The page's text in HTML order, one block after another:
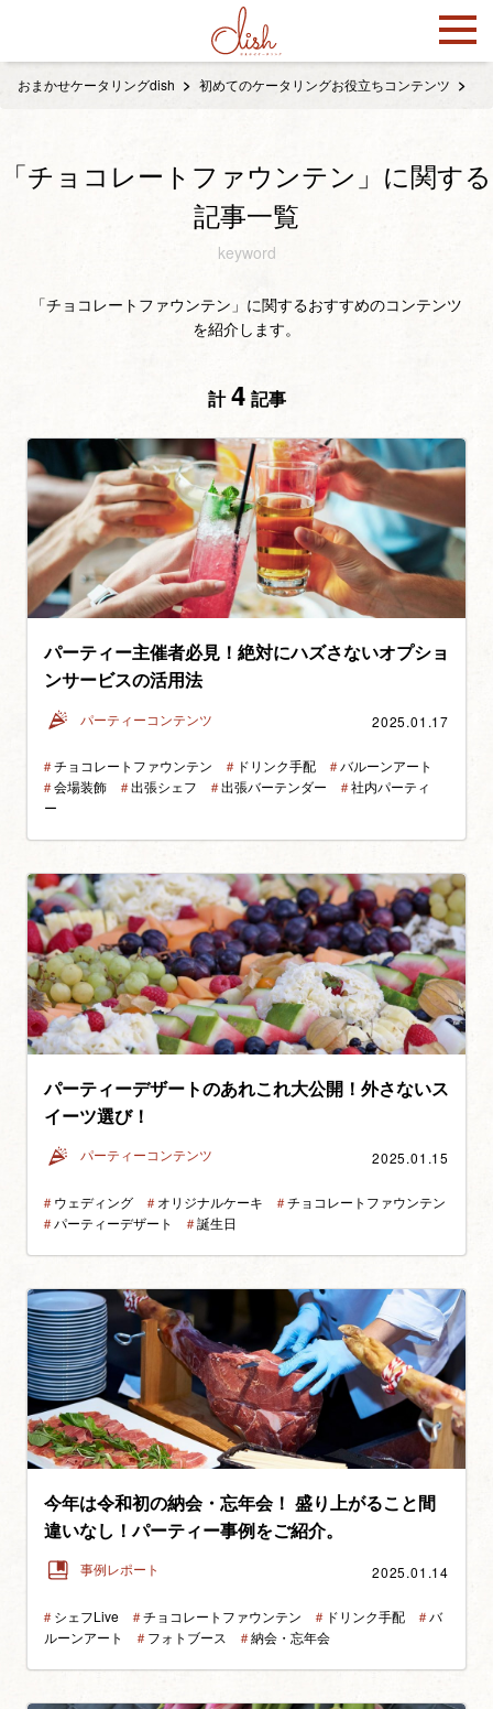
おまかせケータリングdish 初めてのケータリングお役立ちコンテンツ
「チョコレートファウンテン」に関する
記事一覧
keyword
「チョコレートファウンテン」に関するおすすめのコンテンツ
を紹介します。
計 4 記事
パーティー主催者必見！絶対にハズさないオプショ
ンサービスの活用法
パーティーコンテンツ 2025.01.17
＃チョコレートファウンテン ＃ ドリンク手配 ＃バルーンアート
＃会場装飾 ＃出張シェフ ＃出張バーテンダー ＃社内パーティ
ー
パーティーデザートのあれこれ大公開！外さないス
イーツ選び！
パーティーコンテンツ 2025.01.15
＃ウェディング ＃オリジナルケーキ ＃チョコレートファウンテン
＃パーティーデザート ＃誕生日
今年は令和初の納会・忘年会！ 盛り上がること間
違いなし！パーティー事例をご紹介。
事例レポート 2025.01.14
＃シェフLive ＃チョコレートファウンテン ＃ ドリンク手配 ＃バ
ルーンアート
＃フォトブース ＃納会・忘年会